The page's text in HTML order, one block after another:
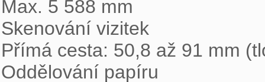
Max. 5 588 mm
Skenování vizitek
Přímá cesta: 50,8 až 91 mm
Oddělování papíru